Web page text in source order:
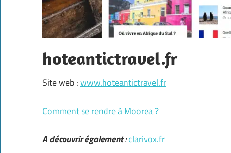
hoteantictravel.fr
Site web :www.hoteantictravel.fr
Comment se rendre à Moorea ?
A découvrir également :clarivox.fr